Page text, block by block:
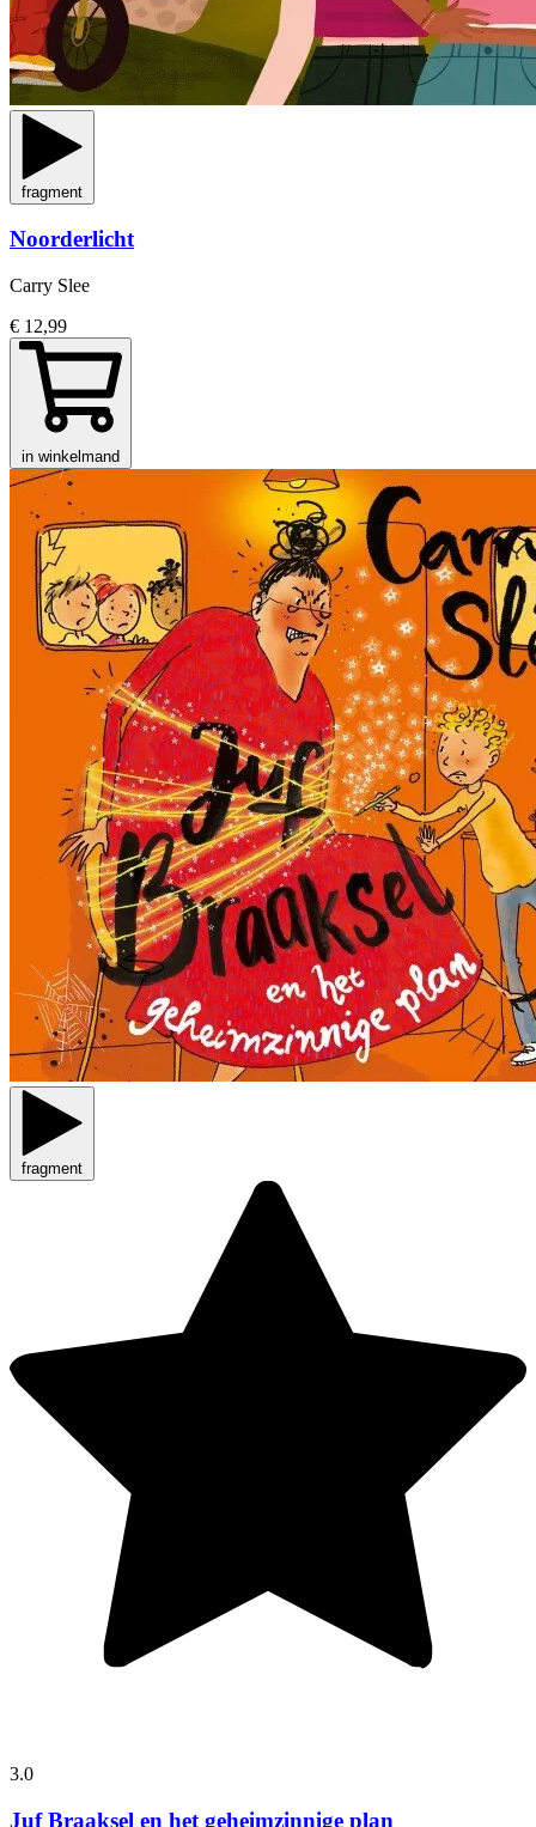
fragment
Noorderlicht
Carry Slee
€ 12,99
in winkelmand
fragment
3.0
Juf Braaksel en het geheimzinnige plan